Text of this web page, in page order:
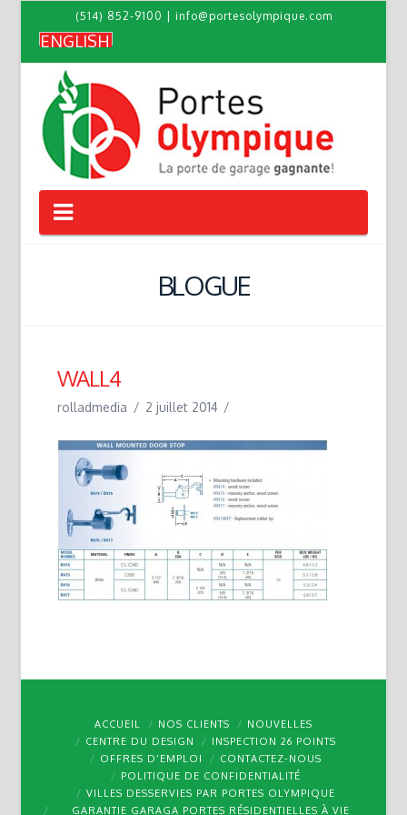
(514) 852-9100 info@portesolympique.com
ENGLISH
Navigation
BLOGUE
WALL4
rolladmedia 2 juillet 2014
ACCUEIL NOS CLIENTS
NOUVELLES
CENTRE DU DESIGN
INSPECTION 26 POINTS
OFFRES D’EMPLOI
CONTACTEZ-NOUS
POLITIQUE DE CONFIDENTIALITÉ
VILLES DESSERVIES PAR PORTES OLYMPIQUE
GARANTIE GARAGA PORTES RÉSIDENTIELLES À VIE